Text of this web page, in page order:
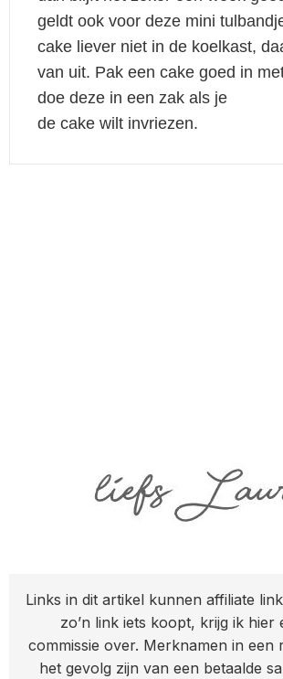
geldt ook voor deze mini
cake liever niet in de koelkast,
van uit. Pak een cake goed in
doe deze in een zak als je
de cake wilt invriezen.
Links in dit artikel kunnen affiliate
zo’n link iets koopt, krijg ik hier
commissie over. Merknamen in een
het gevolg zijn van een betaalde